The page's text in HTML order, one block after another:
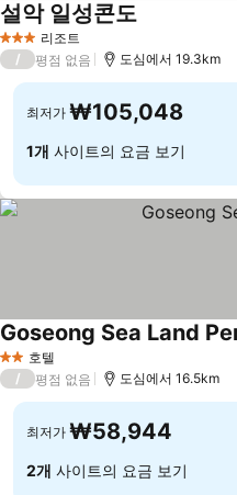
3 성급 리조트
설악 일성콘도
/ 평점 없음 도심에서 19.3km
최저가 ₩105,048
1개 사이트의 요금 보기
2 성급호텔
Goseong Sea Land
/ 평점 없음 도심에서 16.5km
최저가 ₩58,944
2개 사이트의 요금 보기